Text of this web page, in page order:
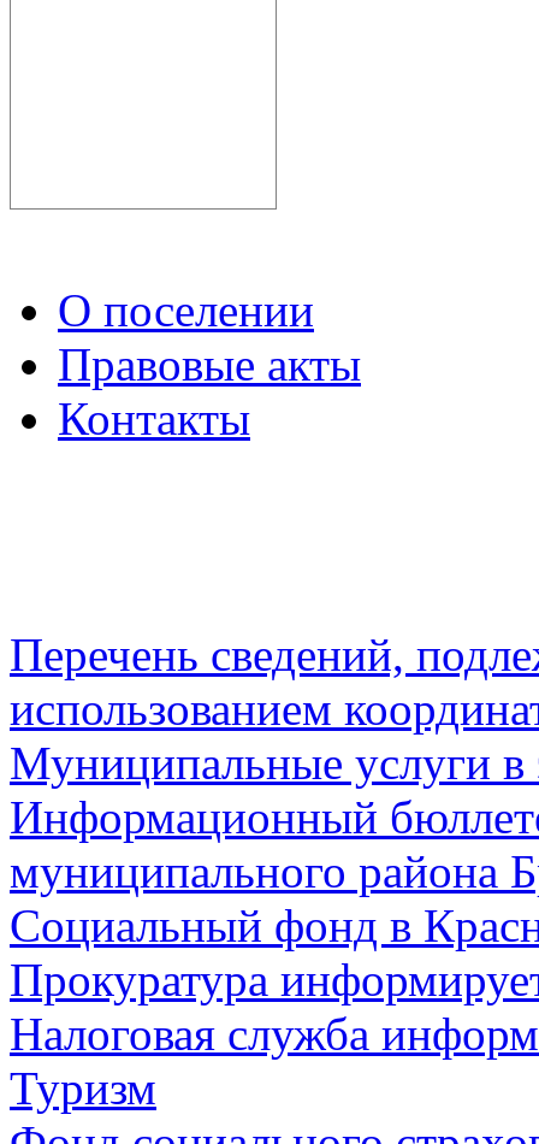
О поселении
Правовые акты
Контакты
Перечень сведений,
использованием
Муниципальные услуги в
Информационный
муниципального района
Социальный фонд в
Прокуратура
Налоговая служба
Туризм